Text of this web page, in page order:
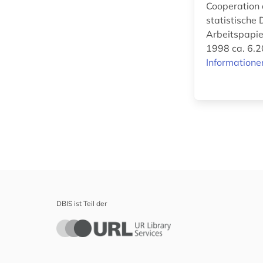
Technik (1)
Cooperation
statistische
1998 ca.
DBIS ist Teil der